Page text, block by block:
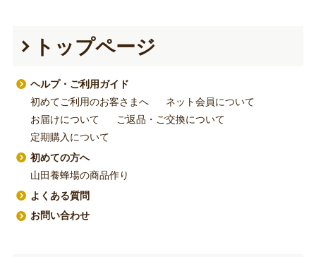
トップページ
ヘルプ・ご利用ガイド
初めてご利用のお客さまへ
ネット会員について
お届けについて
ご返品・ご交換について
定期購入について
初めての方へ
山田養蜂場の商品作り
よくある質問
お問い合わせ